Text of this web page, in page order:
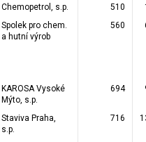
Chemopetrol, s.p. 510
Spolek pro chem.
a hutní výrob
560
KAROSA Vysoké
Mýto, s.p.
694
Staviva Praha,
s.p.
716